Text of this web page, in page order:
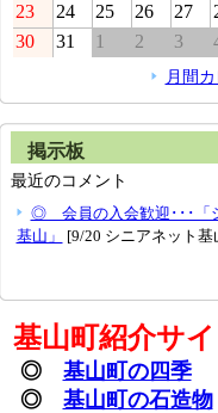
23
24 25 26 27
30
31 1 2 3
月間
掲示板
最近のコメント
◎ 会員の入会歓迎･･･「
基山」
[9/20 シニアネット基
基山町紹介サイ
◎ 基山町の四季
◎ 基山町の石造物